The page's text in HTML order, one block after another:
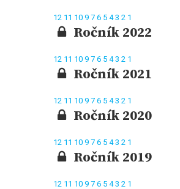
12 11 10 9 7 6 5 43 2 1
Ročník 2022
12 11 10 9 7 6 5 43 2 1
Ročník 2021
12 11 10 9 7 6 5 43 2 1
Ročník 2020
12 11 10 9 7 6 5 43 2 1
Ročník 2019
12 11 10 9 7 6 5 43 2 1